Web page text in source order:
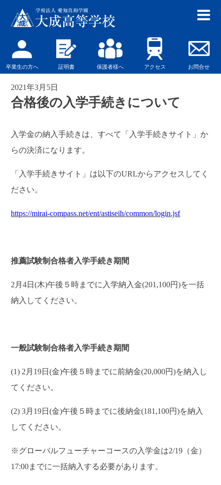
卒業生の方へ 証明書 保護者様へ アクセス お問合せ
2021年3月5日
合格後の入学手続きについて
入学金の納入手続きは、すべて「入学手続きサイト」か
らの決済になります。
「入学手続きサイト」は以下のURLからアクセスしてく
ださい。
https://mirai-compass.net/ent/astiseih/common/login.jsf
推薦試験制合格者入学手続き期間
2月4日(木)午後５時までに入学納入金(201,100円)を一括
納入してください。
一般試験制合格者入学手続き期間
(1) 2月19日(金)午後５時までに前納金(20,000円)を納入し
てください。
(2) 3月19日(金)午後５時までに後納金(181,100円)を納入
してください。
※グローバルフューチャーコースの入学金は2/19（金）
17:00までに一括納入する必要があります。